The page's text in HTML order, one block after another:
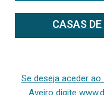
CASAS
Se deseja aceder
Aveiro digite